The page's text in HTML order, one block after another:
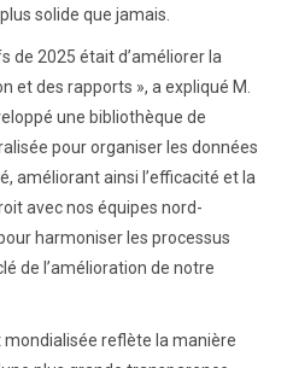
solide que jamais.
de 2025 était d’améliorer la
et des rapports », a expliqué M.
une bibliothèque de
pour organiser les données
améliorant ainsi l’efficacité et la
avec nos équipes nord-
harmoniser les processus
de l’amélioration de notre
reflète la manière